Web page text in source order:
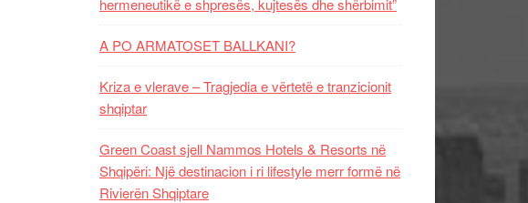
hermeneutikë e shpresës, kujtesës dhe shërbimit”
A PO ARMATOSET BALLKANI?
Kriza e vlerave – Tragjedia e vërtetë e tranzicionit
shqiptar
Green Coast sjell Nammos Hotels & Resorts në
Shqipëri: Një destinacion i ri lifestyle merr formë në
Rivierën Shqiptare